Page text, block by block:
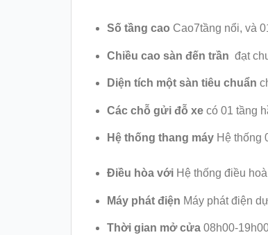
Số tầng cao Cao7tầng nổi, và
Chiều cao sàn đến trần đạt
Diện tích một sàn tiêu chuẩn
Các chỗ gửi đỗ xe có 01 tầng
Hệ thống thang máy Hệ thống
Điều hòa với Hệ thống điều
Máy phát điện Máy phát điện
Thời gian mở cửa 08h00-